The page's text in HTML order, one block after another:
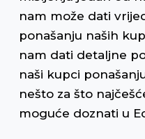
nam može dati
ponašanju naših
nam dati detaljne
naši kupci
nešto za što
moguće doznati u